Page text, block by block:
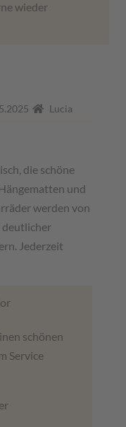
wieder
Lucia
die schöne
und
werden von
deutlicher
Jederzeit
schönen
Service